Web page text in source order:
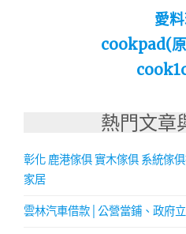
愛
cookpad(
熱門文章
彰化 鹿港傢俱 實木傢俱 系統傢
家居
雲林汽車借款│公營當鋪、政府